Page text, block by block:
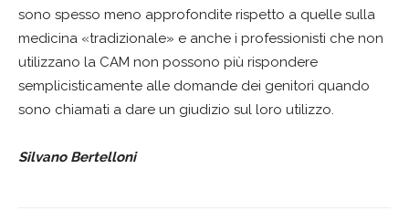
sono spesso meno approfondite rispetto a quelle sulla
medicina «tradizionale» e anche i professionisti che non
utilizzano la CAM non possono più rispondere
semplicisticamente alle domande dei genitori quando
sono chiamati a dare un giudizio sul loro utilizzo.
Silvano Bertelloni